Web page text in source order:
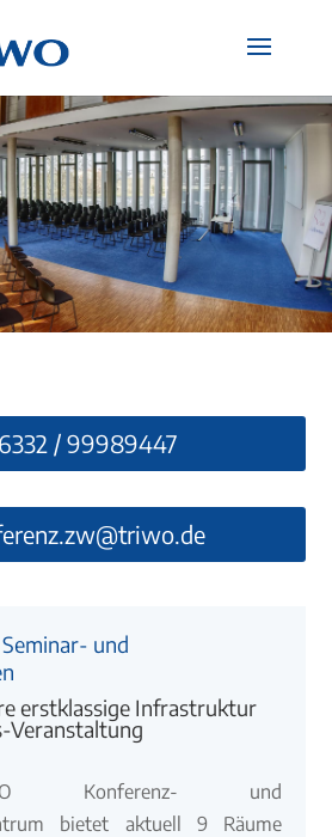
/ 99989447
und
erstklassige Infrastruktur
Veranstaltung
Konferenz- und
bietet aktuell 9 Räume